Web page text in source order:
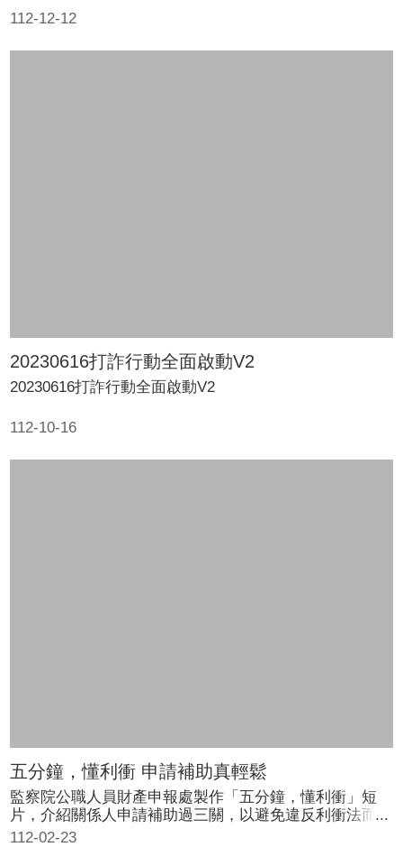
112-12-12
20230616打詐行動全面啟動V2
112-10-16
20230616打詐行動全面啟動V2
五分鐘，懂利衝 申請補助真輕鬆
112-02-23
監察院公職人員財產申報處製作「五分鐘，懂利衝」短
片，介紹關係人申請補助過三關，以避免違反利衝法而受
裁罰，內容分為三大單元：「是否為關係人」、「補助資